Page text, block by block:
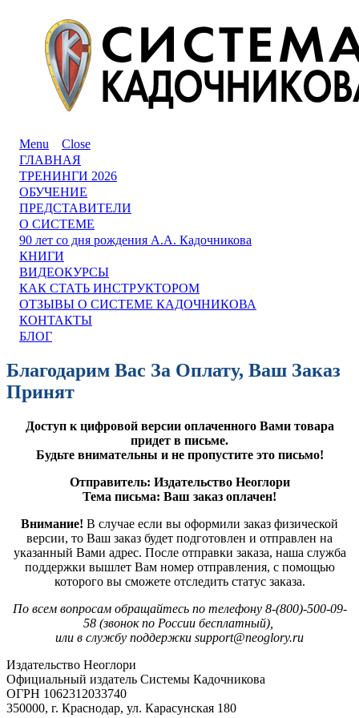
Menu
Close
ГЛАВНАЯ
ТРЕНИНГИ 2026
ОБУЧЕНИЕ
ПРЕДСТАВИТЕЛИ
О СИСТЕМЕ
90 лет со дня рождения А.А. Кадочникова
КНИГИ
ВИДЕОКУРСЫ
КАК СТАТЬ ИНСТРУКТОРОМ
ОТЗЫВЫ О СИСТЕМЕ КАДОЧНИКОВА
КОНТАКТЫ
БЛОГ
Благодарим Вас За Оплату, Ваш Заказ
Принят
Доступ к цифровой версии оплаченного Вами товара
придет в письме.
Будьте внимательны и не пропустите это письмо!
Отправитель: Издательство Неоглори
Тема письма: Ваш заказ оплачен!
Внимание! В случае если вы оформили заказ физической
версии, то Ваш заказ будет подготовлен и отправлен на
указанный Вами адрес. После отправки заказа, наша служба
поддержки вышлет Вам номер отправления, с помощью
которого вы сможете отследить статус заказа.
По всем вопросам обращайтесь по телефону 8-(800)-500-09-
58 (звонок по России бесплатный),
или в службу поддержки support@neoglory.ru
Издательство Неоглори
Официальный издатель Системы Кадочникова
ОГРН 1062312033740
350000, г. Краснодар, ул. Карасунская 180